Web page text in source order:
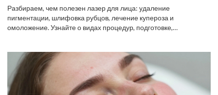
Разбираем, чем полезен лазер для лица: удаление
пигментации, шлифовка рубцов, лечение купероза и
омоложение. Узнайте о видах процедур, подготовке,